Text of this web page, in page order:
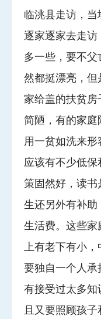
临洮县走访，
逐家逐家去走
多一些，要不
然都挺漂亮，但
家给盖的扶贫
简陋，有的家庭
用一贫如洗来
应该有不少低
策固然好，读书
生还另外有补
生活费。这些家
上有老下有小
要独自一个人
有接受过太多知
且又要照顾孩